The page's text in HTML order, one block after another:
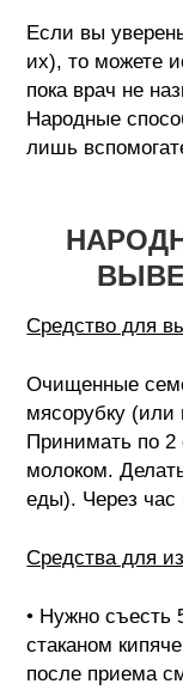
Если вы
их), то можете
пока врач не
Народные
лишь
Средство для
Очищенные
мясорубку (или
Принимать по 2
молоком.
еды). Через час
Средства для
• Нужно съесть
стаканом
после приема